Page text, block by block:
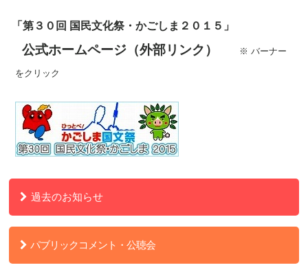
「第３０回 国民文化祭・かごしま２０１５」
公式ホームページ（外部リンク） ※ バーナー
をクリック
過去のお知らせ
パブリックコメント・公聴会